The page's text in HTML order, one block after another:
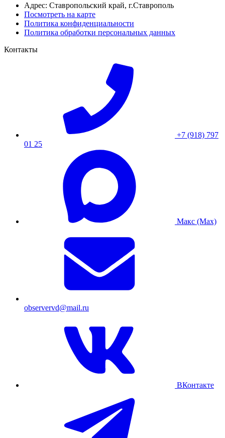
Адрес: Ставропольский край, г.Ставрополь
Посмотреть на карте
Политика конфиденциальности
Политика обработки персональных данных
Контакты
+7 (918) 797
01 25
Макс (Max)
observervd@mail.ru
ВКонтакте